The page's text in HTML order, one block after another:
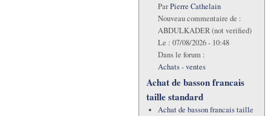
ParPierre Cathelain
Nouveau commentaire de :
ABDULKADER (not verified)
Le : 07/08/2026 - 10:48
Dans le forum :
Achats - ventes
Achat de basson francais
taille standard
Achat de basson francais taille